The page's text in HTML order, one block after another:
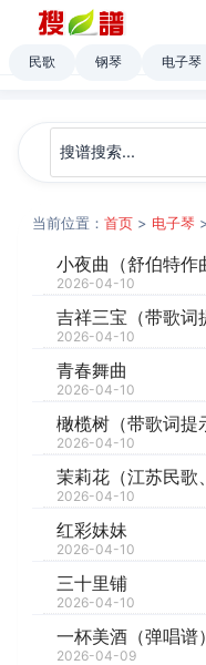
民歌 钢琴 电子琴
当前位置：首页 > 电子琴
小夜曲（舒伯特作
2026-04-10
吉祥三宝（带歌词
2026-04-10
青春舞曲
2026-04-10
橄榄树（带歌词提
2026-04-10
茉莉花（江苏民歌
2026-04-10
红彩妹妹
2026-04-10
三十里铺
2026-04-10
一杯美酒（弹唱谱）
2026-04-09